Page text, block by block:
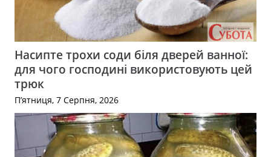
Насипте трохи соди біля дверей ванної:
для чого господині використовують цей
трюк
П’ятниця, 7 Серпня, 2026